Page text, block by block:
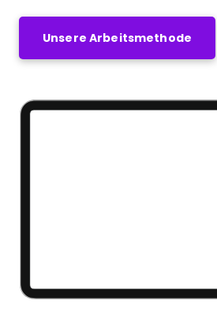
Unsere Arbeitsmethode